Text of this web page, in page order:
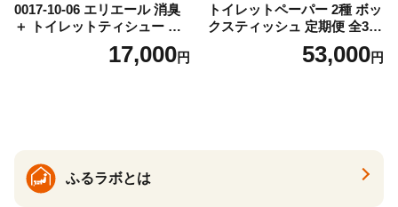
0017-10-06 エリエール 消臭
＋ トイレットティシュー し
っかり香るフレッシュクリア
の香り ダブル 12ロール×6パ
17,000円
トイレットペーパー 2種 ボッ
クスティッシュ 定期便 全3
回 日本製 まとめ買い 防災
常備品 日用雑貨 消耗品 生活
53,000円
ふるラボとは